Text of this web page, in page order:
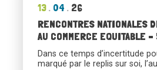
13 04
26
RENCONTRES NATIONALES
AU COMMERCE
Dans ce temps d’incertitude
marqué par le replis sur soi,